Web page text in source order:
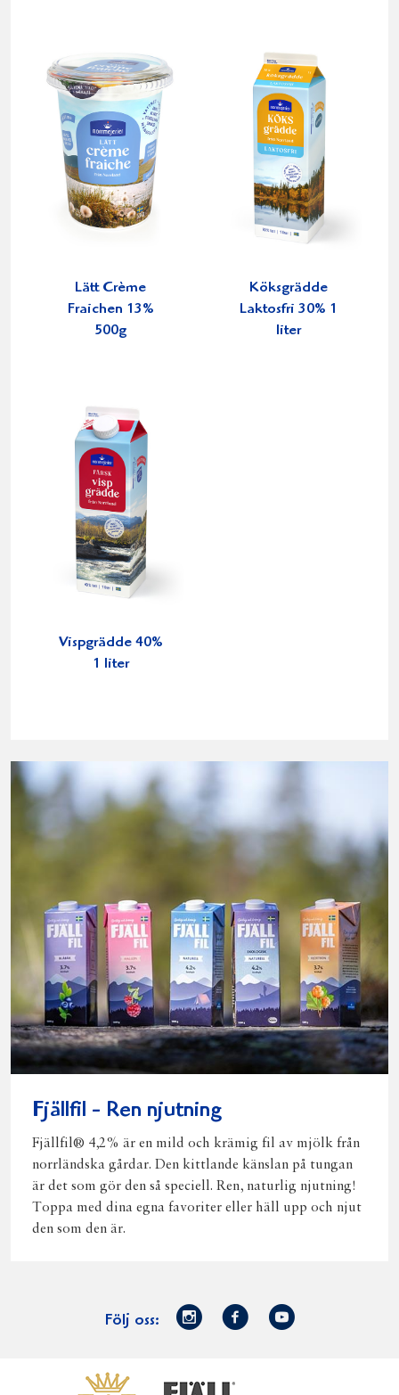
Lätt Crème
Fraichen 13%
500g
Köksgrädde
Laktosfri 30% 1
liter
Vispgrädde 40%
1 liter
Fjällfil - Ren njutning
Fjällfil® 4,2% är en mild och krämig fil av mjölk från
norrländska gårdar. Den kittlande känslan på tungan
är det som gör den så speciell. Ren, naturlig njutning!
Toppa med dina egna favoriter eller häll upp och njut
den som den är.
Följ oss:
Norrmejerier
Facebook
Youtube
VästerbottensostFjällfil